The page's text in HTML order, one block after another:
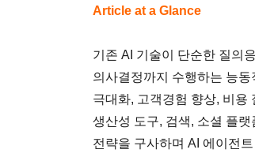
Article at a Glance
기존 AI 기술이 단순한 질의
의사결정까지 수행하는 능
극대화, 고객경험 향상, 비용
생산성 도구, 검색, 소셜 플
전략을 구사하며 AI 에이전